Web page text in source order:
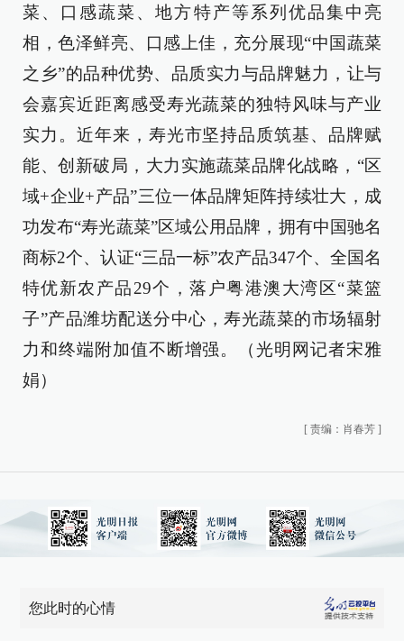
菜、口感蔬菜、地方特产等系列优品集中亮
相，色泽鲜亮、口感上佳，充分展现“中国蔬菜
之乡”的品种优势、品质实力与品牌魅力，让与
会嘉宾近距离感受寿光蔬菜的独特风味与产业
实力。近年来，寿光市坚持品质筑基、品牌赋
能、创新破局，大力实施蔬菜品牌化战略，“区
域+企业+产品”三位一体品牌矩阵持续壮大，成
功发布“寿光蔬菜”区域公用品牌，拥有中国驰名
商标2个、认证“三品一标”农产品347个、全国名
特优新农产品29个，落户粤港澳大湾区“菜篮
子”产品潍坊配送分中心，寿光蔬菜的市场辐射
力和终端附加值不断增强。（光明网记者宋雅
娟）
[ 责编：肖春芳 ]
您此时的心情